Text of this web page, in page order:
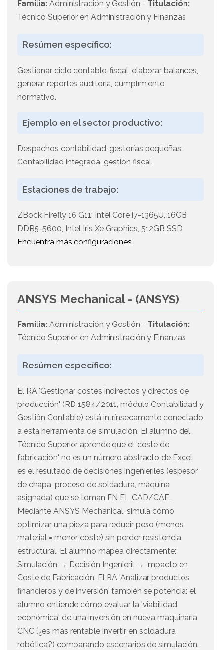
Familia: Administración y Gestión - Titulación:
Técnico Superior en Administración y Finanzas
Resúmen específico:
Gestionar ciclo contable-fiscal, elaborar balances,
generar reportes auditoría, cumplimiento
normativo.
Ejemplo en el sector productivo:
Despachos contabilidad, gestorías pequeñas.
Contabilidad integrada, gestión fiscal.
Estaciones de trabajo:
ZBook Firefly 16 G11: Intel Core i7-1365U, 16GB
DDR5-5600, Intel Iris Xe Graphics, 512GB SSD
Encuentra más configuraciones
ANSYS Mechanical - (ANSYS)
Familia: Administración y Gestión - Titulación:
Técnico Superior en Administración y Finanzas
Resúmen específico:
El RA 'Gestionar costes indirectos y directos de
producción' (RD 1584/2011, módulo Contabilidad y
Gestión Contable) está intrínsecamente conectado
a esta herramienta de simulación. El alumno del
Técnico Superior aprende que el 'coste de
fabricación' no es un número abstracto de Excel:
es el resultado de decisiones ingenieriles (espesor
de chapa, proceso de soldadura, máquina
asignada) que se toman EN EL CAD/CAE.
Mediante ANSYS Mechanical, simula cómo
optimizar una pieza para reducir peso (menos
material = menor coste) sin perder resistencia
estructural. El alumno mapea directamente:
Simulación → Decisión Ingenieril → Impacto en
Coste de Fabricación. El RA 'Analizar productos
financieros y de inversión' también se potencia: el
alumno entiende cómo evaluar la 'viabilidad
económica' de una inversión en nueva maquinaria
CNC (¿es más rentable invertir en soldadura
robótica?) comparando escenarios de simulación.